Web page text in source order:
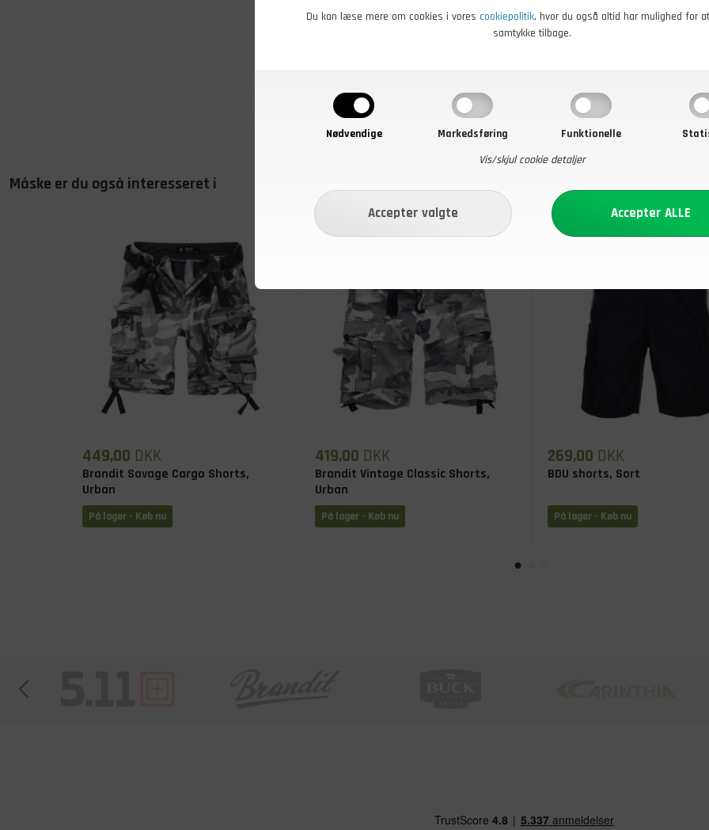
Du kan læse mere om cookies i vores cookiepolitik, hvor du også altid har mulighed for
samtykke tilbage.
Nødvendige Markedsføring Funktionelle
Vis/skjul cookie detaljer
4XL
111
64
5XL
Måske er du også interesseret i
449,00 DKK
Brandit Savage Cargo Shorts,
Urban
På lager - Køb nu
419,00 DKK
Brandit Vintage Classic Shorts,
Urban
På lager - Køb nu
269,00 DKK
BDU shorts, Sort
På lager - Køb nu